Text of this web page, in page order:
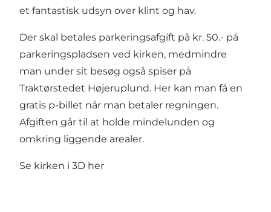
et fantastisk udsyn over klint og hav.
Der skal betales parkeringsafgift på kr. 50.- på
parkeringspladsen ved kirken, medmindre
man under sit besøg også spiser på
Traktørstedet Højeruplund. Her kan man få en
gratis p-billet når man betaler regningen.
Afgiften går til at holde mindelunden og
omkring liggende arealer.
Se kirken i 3D her